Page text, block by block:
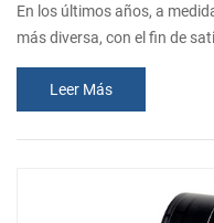
En los últimos años, a
más diversa, con el fin de
CASHINO desarrollar una
y IOS sistema. (1) Wifi o
(2) Indicador de batería
2000mAh) (3) Soporte
Leer Más